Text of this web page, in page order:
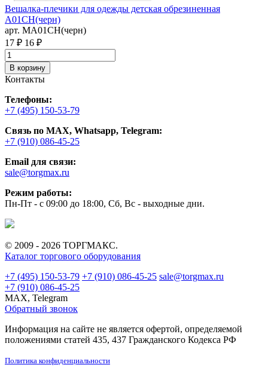
Вешалка-плечики для одежды детская обрезиненная
A01CH(черн)
арт. MA01CH(черн)
17 ₽ 16 ₽
В корзину
Контакты
Телефоны:
+7 (495) 150-53-79
Связь по MAX, Whatsapp, Telegram:
+7 (910) 086-45-25
Email для связи:
sale@torgmax.ru
Режим работы:
Пн-Пт - с 09:00 до 18:00, Сб, Вс - выходные дни.
© 2009 - 2026 ТОРГМАКС.
Каталог торгового оборудования
+7 (495) 150-53-79 +7 (910) 086-45-25 sale@torgmax.ru
+7 (910) 086-45-25
MAX, Telegram
Обратный звонок
Информация на сайте не является офертой, определяемой
положениями статей 435, 437 Гражданского Кодекса РФ
Политика конфиденциальности